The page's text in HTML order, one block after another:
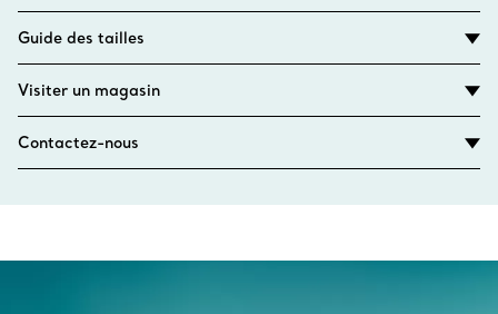
Guide des tailles
Visiter un magasin
Contactez-nous